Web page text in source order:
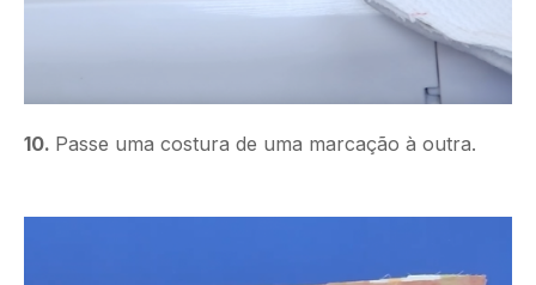
10. Passe uma costura de uma marcação à outra.